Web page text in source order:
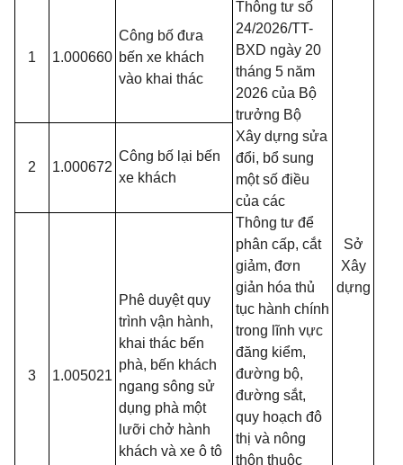
1 1.000660
Công bố đưa
bến xe khách
vào khai thác
Thông tư số
24/2026/TT-
BXD ngày 20
tháng 5 năm
2026 của Bộ
trưởng Bộ
Xây dựng sửa
đổi, bổ sung
một số điều
của các
Thông tư để
phân cấp, cắt
giảm, đơn
giản hóa thủ
tục hành chính
trong lĩnh vực
đăng kiểm,
đường bộ,
đường sắt,
quy hoạch đô
thị và nông
thôn thuộc
Sở
Xây
dựng
2 1.000672
Công bố lại bến
xe khách
3 1.005021
Phê duyệt quy
trình vận hành,
khai thác bến
phà, bến khách
ngang sông sử
dụng phà một
lưỡi chở hành
khách và xe ô tô